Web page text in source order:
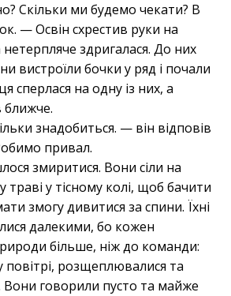
Скільки ми будемо чекати? В
— Освін схрестив руки на
нетерпляче здригалася. До них
вистроїли бочки у ряд і почали
сперлася на одну із них, а
ближче.
знадобиться. — він відповів
привал.
змиритися. Вони сіли на
траві у тісному колі, щоб бачити
змогу дивитися за спини. Їхні
далекими, бо кожен
більше, ніж до команди:
повітрі, розщеплювалися та
Вони говорили пусто та майже